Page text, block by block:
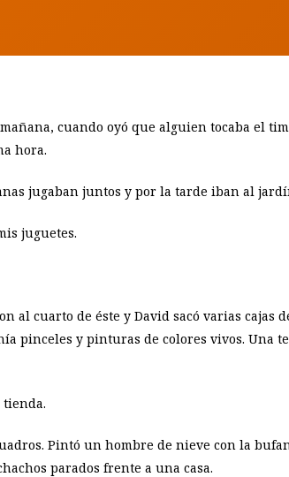
cuando oyó que alguien tocaba el
hora.
jugaban juntos y por la tarde iban al
juguetes.
al cuarto de éste y David sacó varias cajas
pinceles y pinturas de colores vivos. Una
Pintó un hombre de nieve con la
parados frente a una casa.